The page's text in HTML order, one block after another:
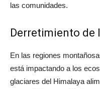
las comunidades.
Derretimiento de
En las regiones
está impactando a los
glaciares del Himalaya